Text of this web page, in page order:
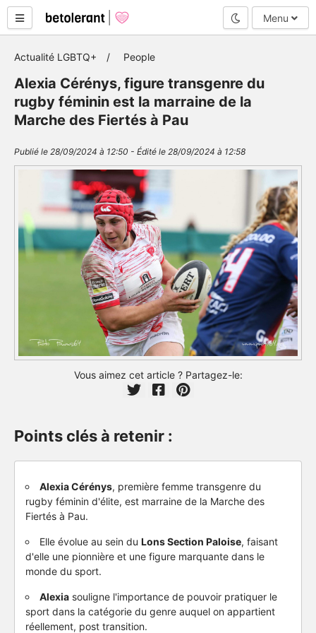
Mode nuit
Menu
Actualité LGBTQ+ People
Alexia Cérénys, figure transgenre du
rugby féminin est la marraine de la
Marche des Fiertés à Pau
Publié le 28/09/2024 à 12:50 - Édité le 28/09/2024 à 12:58
Vous aimez cet article ? Partagez-le:
Points clés à retenir :
Alexia Cérénys, première femme transgenre du
rugby féminin d'élite, est marraine de la Marche des
Fiertés à Pau.
Elle évolue au sein du Lons Section Paloise, faisant
d'elle une pionnière et une figure marquante dans le
monde du sport.
Alexia souligne l'importance de pouvoir pratiquer le
sport dans la catégorie du genre auquel on appartient
réellement, post transition.